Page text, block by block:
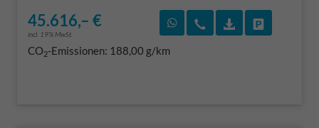
45.616,– €
incl. 19% MwSt.
Rückruf vereinbaren
Wir rufen Sie an
CO2-Emissionen: 188,00 g/km